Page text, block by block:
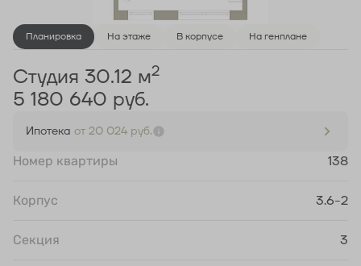
Планировка На этаже В корпусе На генплане
Студия 30.12 м2
5 180 640 руб.
Ипотека от 20 024 руб.
Номер квартиры 138
Корпус 3.6-2
Секция 3